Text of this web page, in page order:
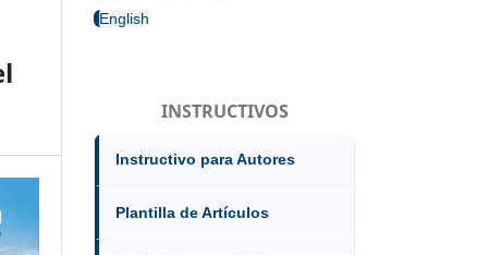
English
INSTRUCTIVOS
Instructivo para Autores
Plantilla de Artículos